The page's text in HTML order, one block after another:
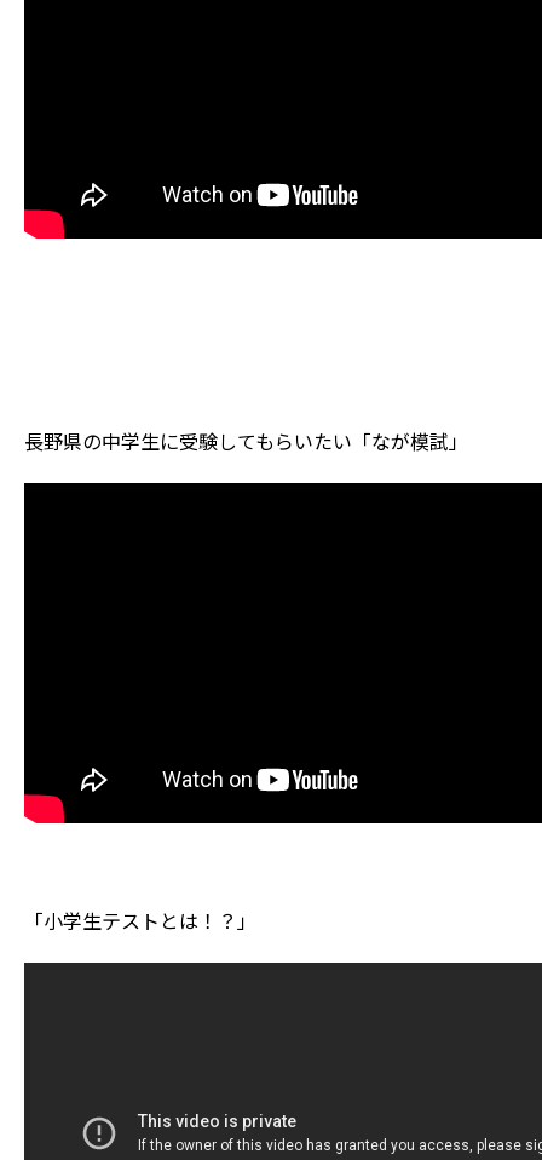
長野県の中学生に受験してもらいたい「なが模試」
「小学生テストとは！？」